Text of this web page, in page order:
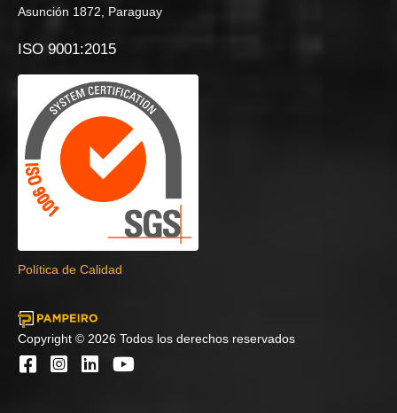
Asunción 1872, Paraguay
ISO 9001:2015
Política de Calidad
Copyright © 2026 Todos los derechos reservados